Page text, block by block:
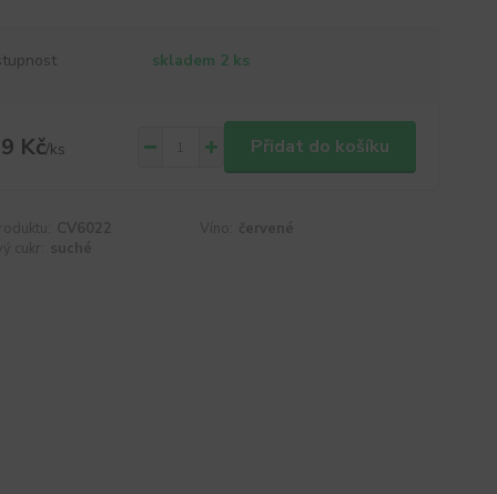
skladem 2 ks
Kč/ks Přidat do košíku